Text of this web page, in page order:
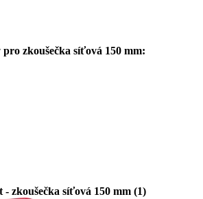
zkoušečka síťová 150 mm:
zkoušečka síťová 150 mm (1)